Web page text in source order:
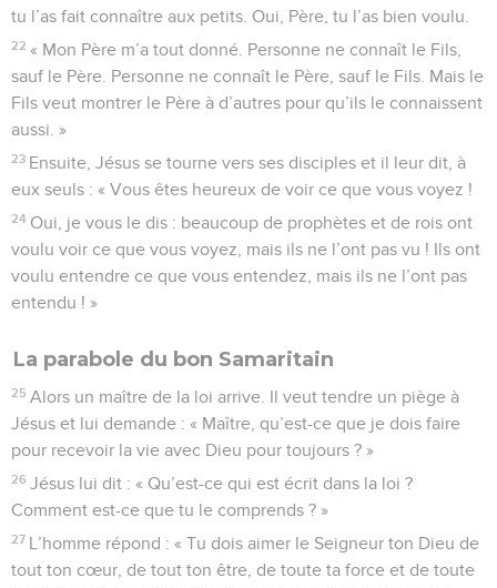
tu l’as fait connaître aux petits. Oui, Père, tu l’as bien voulu.
22 « Mon Père m’a tout donné. Personne ne connaît le Fils,
sauf le Père. Personne ne connaît le Père, sauf le Fils. Mais le
Fils veut montrer le Père à d’autres pour qu’ils le connaissent
aussi. »
23 Ensuite, Jésus se tourne vers ses disciples et il leur dit, à
eux seuls : « Vous êtes heureux de voir ce que vous voyez !
24 Oui, je vous le dis : beaucoup de prophètes et de rois ont
voulu voir ce que vous voyez, mais ils ne l’ont pas vu ! Ils ont
voulu entendre ce que vous entendez, mais ils ne l’ont pas
entendu ! »
La parabole du bon Samaritain
25 Alors un maître de la loi arrive. Il veut tendre un piège à
Jésus et lui demande : « Maître, qu’est-ce que je dois faire
pour recevoir la vie avec Dieu pour toujours ? »
26 Jésus lui dit : « Qu’est-ce qui est écrit dans la loi ?
Comment est-ce que tu le comprends ? »
27 L’homme répond : « Tu dois aimer le Seigneur ton Dieu de
tout ton cœur, de tout ton être, de toute ta force et de toute